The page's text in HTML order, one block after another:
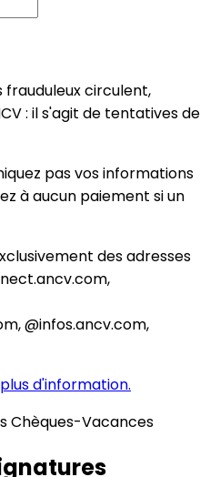
frauduleux circulent,
: il s'agit de tentatives de
pas vos informations
à aucun paiement si un
des adresses
@infos.ancv.com,
d'information.
Chèques-Vacances